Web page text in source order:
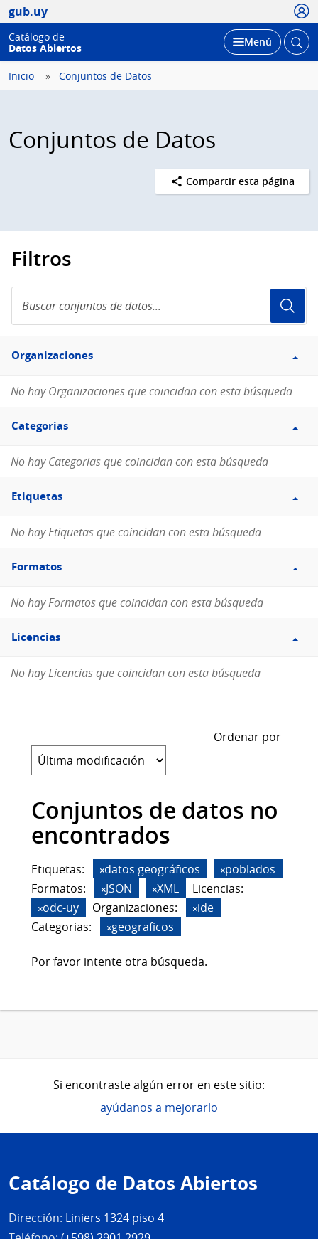
gub.uy
Catálogo de
Datos Abiertos
Desplegar
Menú Abrir
Inicio Conjuntos de Datos
Conjuntos de Datos
Compartir esta página
Filtros
conjuntos
de
Filtro
Organizaciones
Organizaciones
No hay Organizaciones que coincidan con esta búsqueda
Filtro
Categorias
Categorias
No hay Categorias que coincidan con esta búsqueda
Filtro
Etiquetas
Etiquetas
No hay Etiquetas que coincidan con esta búsqueda
Filtro
Formatos
Formatos
No hay Formatos que coincidan con esta búsqueda
Filtro
Licencias
Licencias
No hay Licencias que coincidan con esta búsqueda
Ordenar por
Conjuntos de datos no
encontrados
Etiquetas: datos geográficos
poblados
Formatos:
JSON XML
Licencias:
odc-uy
Organizaciones:
ide
Categorias:
geograficos
Por favor intente otra búsqueda.
Si encontraste algún error en este sitio:
ayúdanos a mejorarlo
de
página
Catálogo de Datos Abiertos
Dirección: Liniers 1324 piso 4